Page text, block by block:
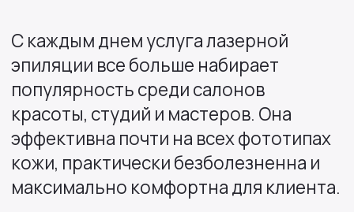
С каждым днем услуга лазерной
эпиляции все больше набирает
популярность среди салонов
красоты, студий и мастеров. Она
эффективна почти на всех фототипах
кожи, практически безболезненна и
максимально комфортна для клиента.